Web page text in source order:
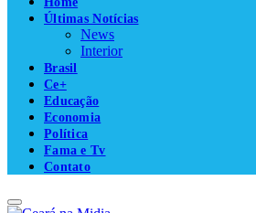
Últimas Notícias
News
Interior
Brasil
Ce+
Educação
Economia
Política
Fama e Tv
Contato